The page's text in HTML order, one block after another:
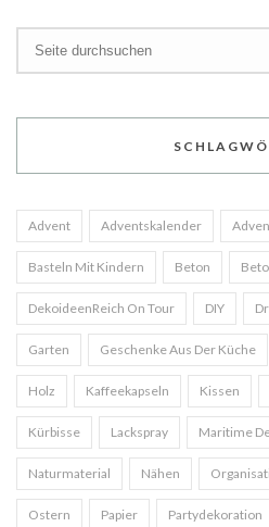
Advent Adventskalender
Basteln Mit Kindern Beton
DekoideenReich On Tour DIY
Garten Geschenke Aus Der Küche
Holz Kaffeekapseln Kissen
Kürbisse Lackspray Maritime
Naturmaterial Nähen
Ostern Papier Partydekoration